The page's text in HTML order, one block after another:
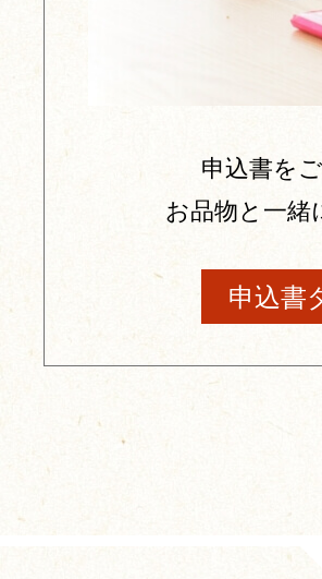
申込書を
お品物と一緒
申込書